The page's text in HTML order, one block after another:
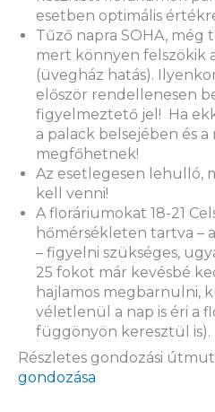
esetben optimális
Tűző napra SOHA, még
mert könnyen felszökik
(üvegház hatás).
először rendellenesen
figyelmeztető jel! Ha
a palack belsejében és
megfőhetnek!
Az esetlegesen lehulló,
kell venni!
A floráriumokat 18-21
hőmérsékleten tartva –
– figyelni szükséges,
25 fokot már kevésbé
hajlamos megbarnulni,
véletlenül a nap is éri a
függönyön keresztül is).
Részletes gondozási
gondozása